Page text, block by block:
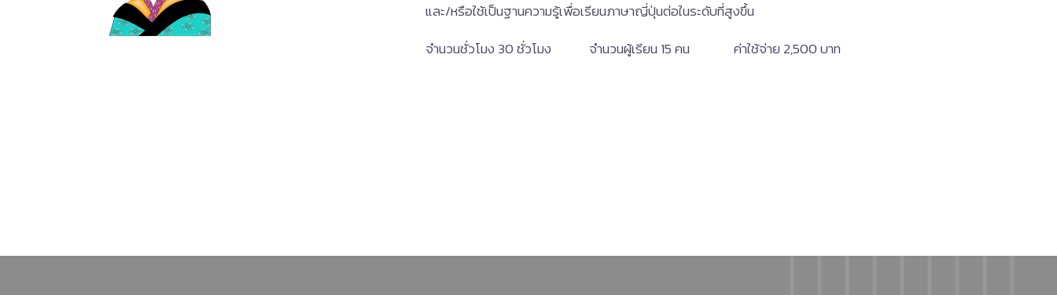
และ/หรือใช้เป็นฐานความรู้เพื่อเรียนภาษาญี่ปุ่นต่อในระดับที่สูงขึ้น
จำนวนชั่วโมง 30 ชั่วโมง จำนวนผู้เรียน 15 คน ค่าใช้จ่าย 2,500 บาท